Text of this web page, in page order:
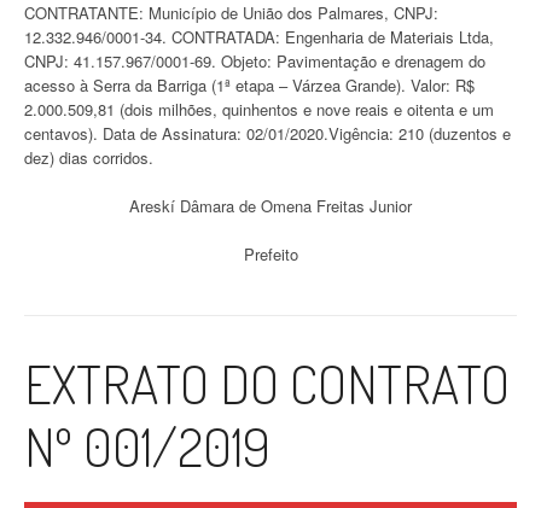
CONTRATANTE: Município de União dos Palmares, CNPJ:
12.332.946/0001-34. CONTRATADA: Engenharia de Materiais Ltda,
CNPJ: 41.157.967/0001-69. Objeto: Pavimentação e drenagem do
acesso à Serra da Barriga (1ª etapa – Várzea Grande). Valor: R$
2.000.509,81 (dois milhões, quinhentos e nove reais e oitenta e um
centavos). Data de Assinatura: 02/01/2020.Vigência: 210 (duzentos e
dez) dias corridos.
Areskí Dâmara de Omena Freitas Junior
Prefeito
EXTRATO DO CONTRATO
Nº 001/2019